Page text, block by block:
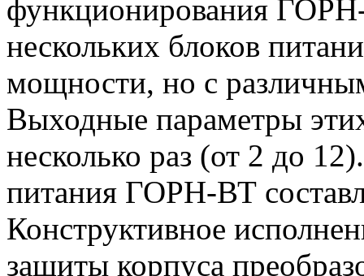
функционирования
нескольких блоков
мощности, но с
Выходные параметры
несколько раз (от 2 до
питания ГОРН-ВТ
Конструктивное
защиты корпуса